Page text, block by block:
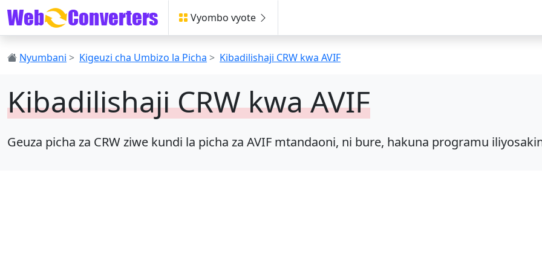
Vyombo vyote
Nyumbani > Kigeuzi cha Umbizo la Picha > Kibadilishaji CRW kwa AVIF
Kibadilishaji CRW kwa AVIF
Geuza picha za CRW ziwe kundi la picha za AVIF mtandaoni, ni bure, hakuna programu